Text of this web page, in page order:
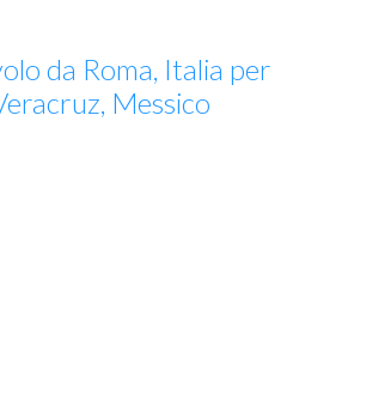
da Roma, Italia per
Messico